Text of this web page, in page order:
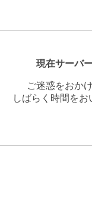
現在サーバ
ご迷惑をおか
しばらく時間を